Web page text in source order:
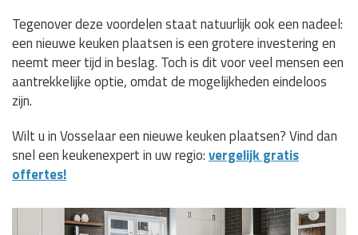
Tegenover deze voordelen staat natuurlijk ook een nadeel:
een nieuwe keuken plaatsen is een grotere investering en
neemt meer tijd in beslag. Toch is dit voor veel mensen een
aantrekkelijke optie, omdat de mogelijkheden eindeloos
zijn.
Wilt u in Vosselaar een nieuwe keuken plaatsen? Vind dan
snel een keukenexpert in uw regio:vergelijk gratis
offertes!